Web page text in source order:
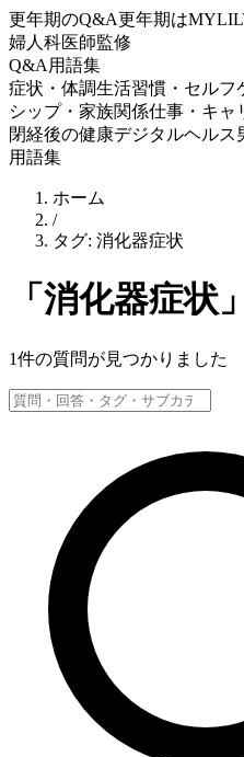
更年期のQ&A更年期は
婦人科医師監修
Q&A 用語集
症状・体調生活習慣・セルフ
シップ・家族関係仕事・キャ
閉経後の健康デジタルヘルス
用語集
ホーム
/
タグ: 消化器症状
「 消化器症状
1件の質問が見つかりました